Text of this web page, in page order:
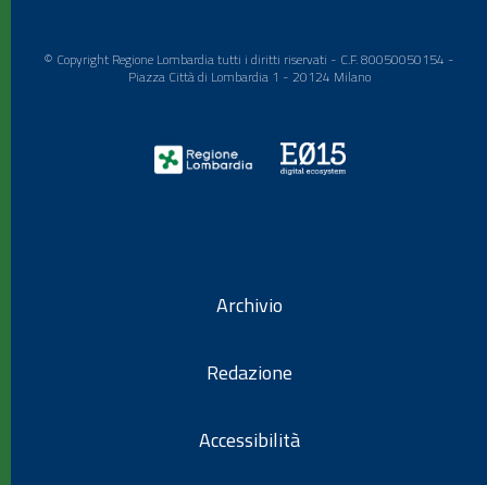
© Copyright Regione Lombardia tutti i diritti riservati - C.F. 80050050154 -
Piazza Città di Lombardia 1 - 20124 Milano
Archivio
Redazione
Accessibilità